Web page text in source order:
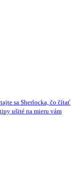
sa Sherlocka, čo čítať
ušité na mieru vám